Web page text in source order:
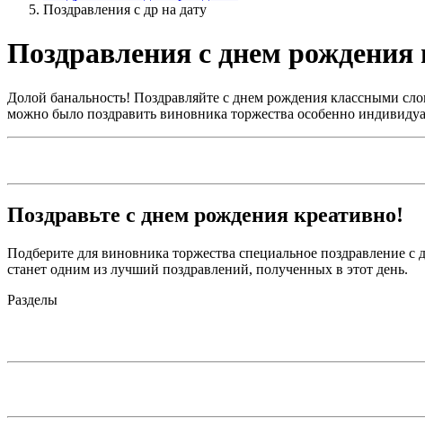
Поздравления с др на дату
Поздравления с днем рождения
Долой банальность! Поздравляйте с днем рождения классными
можно было поздравить виновника торжества особенно
Поздравьте с днем рождения креативно!
Подберите для виновника торжества специальное поздравление
станет одним из лучший поздравлений, полученных в этот день.
Разделы